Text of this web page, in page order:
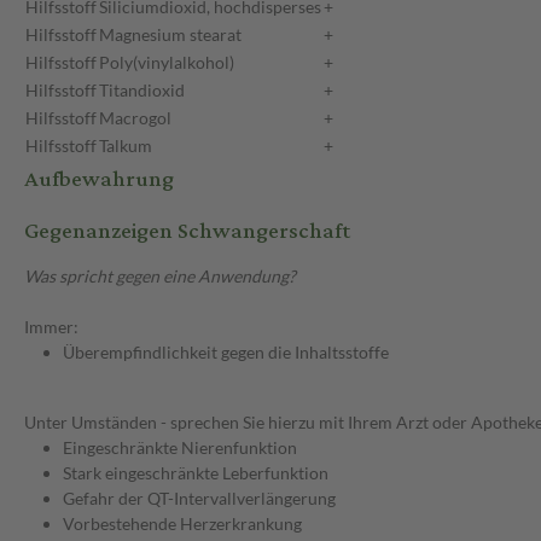
HilfsstoffSiliciumdioxid, hochdisperses +
HilfsstoffMagnesium stearat
+
HilfsstoffPoly(vinylalkohol)
+
HilfsstoffTitandioxid
+
HilfsstoffMacrogol
+
HilfsstoffTalkum +
Aufbewahrung
Gegenanzeigen Schwangerschaft
Was spricht gegen eine Anwendung?
Immer:
Überempfindlichkeit gegen die Inhaltsstoffe
Unter Umständen - sprechen Sie hierzu mit Ihrem Arzt oder
Eingeschränkte Nierenfunktion
Stark eingeschränkte Leberfunktion
Gefahr der QT-Intervallverlängerung
Vorbestehende Herzerkrankung